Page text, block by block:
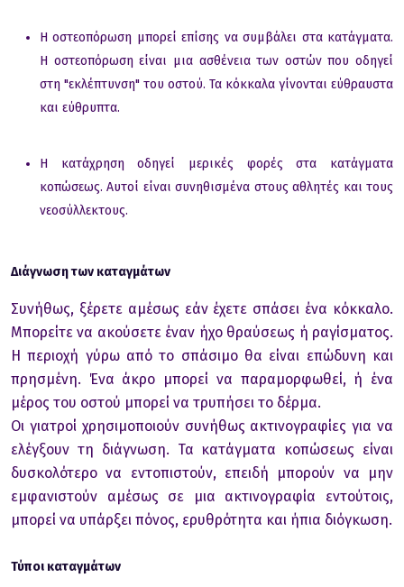
Η οστεοπόρωση μπορεί επίσης να συμβάλει στα κατάγματα.
Η οστεοπόρωση είναι μια ασθένεια των οστών που οδηγεί
στη "εκλέπτυνση" του οστού. Τα κόκκαλα γίνονται εύθραυστα
και εύθρυπτα.
Η κατάχρηση οδηγεί μερικές φορές στα κατάγματα
κοπώσεως. Αυτοί είναι συνηθισμένα στους αθλητές και τους
νεοσύλλεκτους.
Διάγνωση των καταγμάτων
Συνήθως, ξέρετε αμέσως εάν έχετε σπάσει ένα κόκκαλο.
Μπορείτε να ακούσετε έναν ήχο θραύσεως ή ραγίσματος.
Η περιοχή γύρω από το σπάσιμο θα είναι επώδυνη και
πρησμένη. Ένα άκρο μπορεί να παραμορφωθεί, ή ένα
μέρος του οστού μπορεί να τρυπήσει το δέρμα.
Οι γιατροί χρησιμοποιούν συνήθως ακτινογραφίες για να
ελέγξουν τη διάγνωση. Τα κατάγματα κοπώσεως είναι
δυσκολότερο να εντοπιστούν, επειδή μπορούν να μην
εμφανιστούν αμέσως σε μια ακτινογραφία εντούτοις,
μπορεί να υπάρξει πόνος, ερυθρότητα και ήπια διόγκωση.
Τύποι καταγμάτων